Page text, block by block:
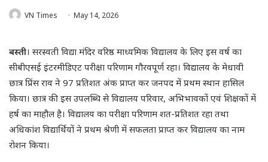
VN Times May 14, 2026
बस्ती। सरस्वती विद्या मंदिर वरिष्ठ माध्यमिक विद्यालय के लिए इस वर्ष का
सीबीएसई इंटरमीडिएट परीक्षा परिणाम गौरवपूर्ण रहा। विद्यालय के मेधावी
छात्र प्रिंस राव ने 97 प्रतिशत अंक प्राप्त कर जनपद में प्रथम स्थान हासिल
किया। छात्र की इस उपलब्धि से विद्यालय परिवार, अभिभावकों एवं शिक्षकों में
हर्ष का माहौल है। विद्यालय का परीक्षा परिणाम शत-प्रतिशत रहा तथा
अधिकांश विद्यार्थियों ने प्रथम श्रेणी में सफलता प्राप्त कर विद्यालय का नाम
रोशन किया।